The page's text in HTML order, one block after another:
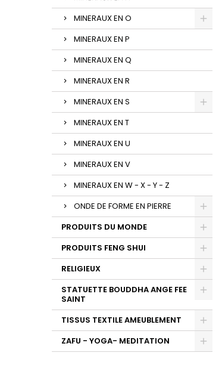
MINERAUX EN O
MINERAUX EN P
MINERAUX EN Q
MINERAUX EN R
MINERAUX EN S
MINERAUX EN T
MINERAUX EN U
MINERAUX EN V
MINERAUX EN W - X - Y - Z
ONDE DE FORME EN PIERRE
PRODUITS DU MONDE
PRODUITS FENG SHUI
RELIGIEUX
STATUETTE BOUDDHA ANGE FEE
SAINT
TISSUS TEXTILE AMEUBLEMENT
ZAFU - YOGA- MEDITATION